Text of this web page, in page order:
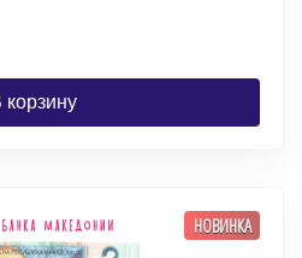
корзину
НОВИНКА